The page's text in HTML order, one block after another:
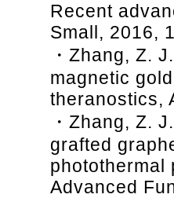
Recent
Small, 2016,
・Zhang, Z.
magnetic
theranostics,
・Zhang, Z.
grafted
photothermal
Advanced